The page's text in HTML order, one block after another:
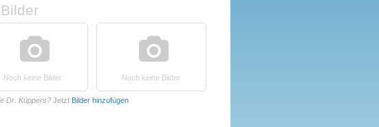
Bilder
Noch keine Bilder Noch keine Bilder
Dr. Küppers? Jetzt Bilder hinzufügen